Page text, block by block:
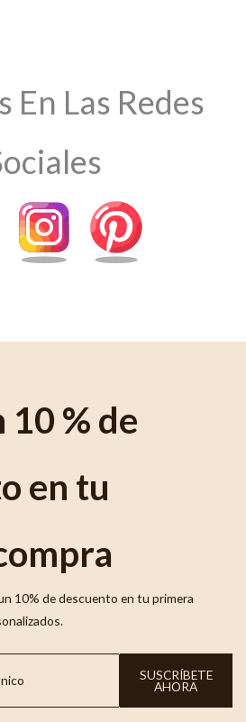
En Las Redes
% de
en tu
10% de descuento en tu primera
SUSCRÍBETE
AHORA